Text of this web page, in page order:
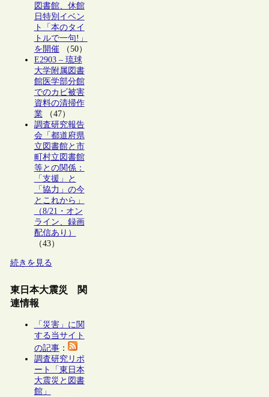
図書館、休館
日特別イベン
ト「本のタイ
トルで一句!」
を開催（50）
E2903 – 琉球
大学附属図書
館医学部分館
でのカビ被害
資料の清掃作
業（47）
調査研究報告
会「都道府県
立図書館と市
町村立図書館
等との関係：
「支援」と
「協力」の今
とこれから」
（8/21・オン
ライン、録画
配信あり）
（43）
続きを見る
東日本大震災 関
連情報
「災害」に関
する当サイト
の記事：
調査研究リポ
ート「東日本
大震災と図書
館」